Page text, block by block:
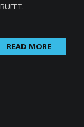
READ MORE